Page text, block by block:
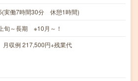
実働7時間30分 休憩1時間)
旬～長期 ※10月～！
収例 217,500円+残業代